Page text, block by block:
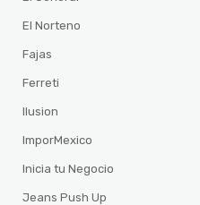
El Norteno
Fajas
Ferreti
Ilusion
ImporMexico
Inicia tu Negocio
Jeans Push Up